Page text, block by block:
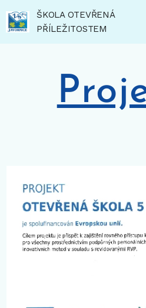
ŠKOLA OTEVŘENÁ
PŘÍLEŽITOSTEM